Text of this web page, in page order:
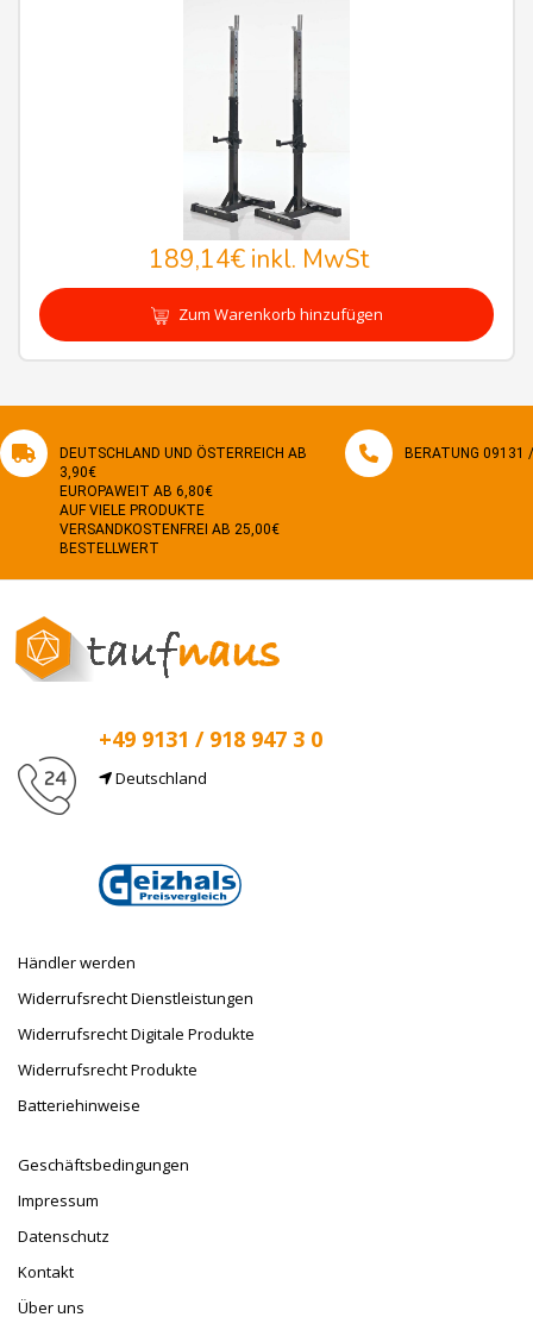
189,14€inkl. MwSt
Zum Warenkorb hinzufügen
DEUTSCHLAND UND ÖSTERREICH AB
3,90€
EUROPAWEIT AB 6,80€
AUF VIELE PRODUKTE
VERSANDKOSTENFREI AB 25,00€
BESTELLWERT
BERATUNG 09131
+49 9131 / 918 947 3 0
Deutschland
Händler werden
Widerrufsrecht Dienstleistungen
Widerrufsrecht Digitale Produkte
Widerrufsrecht Produkte
Batteriehinweise
Geschäftsbedingungen
Impressum
Datenschutz
Kontakt
Über uns